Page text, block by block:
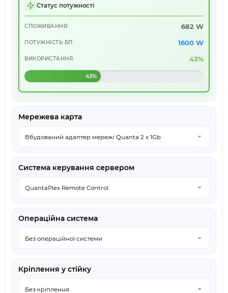
Статус потужності
СПОЖИВАННЯ: 682 W
ПОТУЖНІСТЬ БП: 1600 W
ВИКОРИСТАННЯ: 43%
43%
Мережева карта
Система керування сервером
Операційна система
Кріплення у стійку